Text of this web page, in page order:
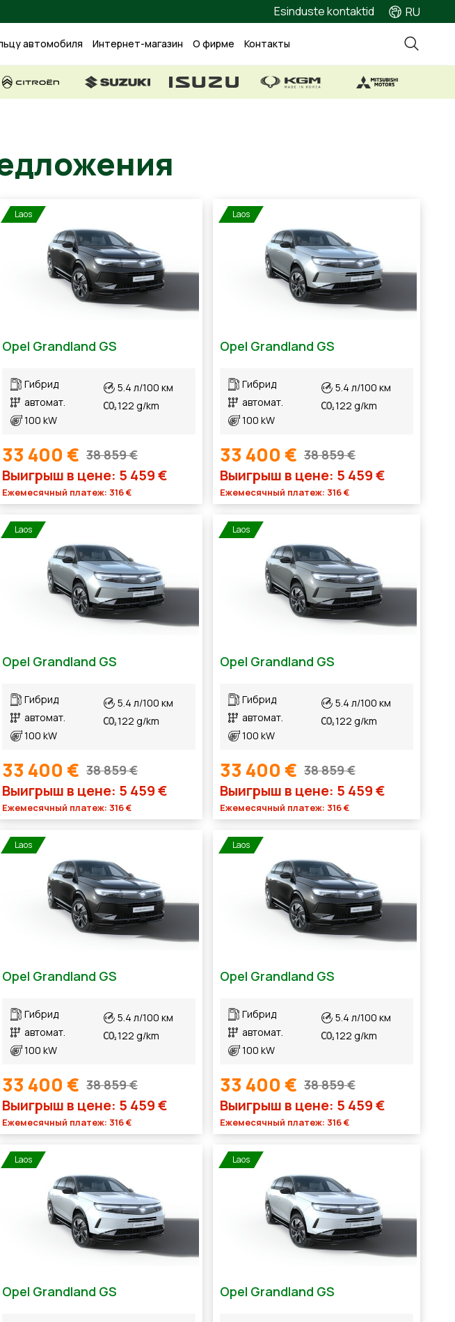
Esinduste kontaktid RU
автомобиля Интернет-магазин О фирме Контакты
Laos
Opel Grandland GS
Гибрид
автомат.
100 kW
5.4 л/100 км
122 g/km
33 400 € 38 859 €
Выигрыш в цене: 5 459 €
Ежемесячный платеж: 316 €
Laos
Opel Grandland GS
Гибрид
автомат.
100 kW
5.4 л/100 км
122 g/km
33 400 € 38 859 €
Выигрыш в цене: 5 459 €
Ежемесячный платеж: 316 €
Laos
Opel Grandland GS
Гибрид
автомат.
100 kW
5.4 л/100 км
122 g/km
33 400 € 38 859 €
Выигрыш в цене: 5 459 €
Ежемесячный платеж: 316 €
Laos
Opel Grandland GS
Гибрид
автомат.
100 kW
5.4 л/100 км
122 g/km
33 400 € 38 859 €
Выигрыш в цене: 5 459 €
Ежемесячный платеж: 316 €
Laos
Opel Grandland GS
Гибрид
автомат.
100 kW
5.4 л/100 км
122 g/km
33 400 € 38 859 €
Выигрыш в цене: 5 459 €
Ежемесячный платеж: 316 €
Laos
Opel Grandland GS
Гибрид
автомат.
100 kW
5.4 л/100 км
122 g/km
33 400 € 38 859 €
Выигрыш в цене: 5 459 €
Ежемесячный платеж: 316 €
Laos
Opel Grandland GS
Laos
Opel Grandland GS